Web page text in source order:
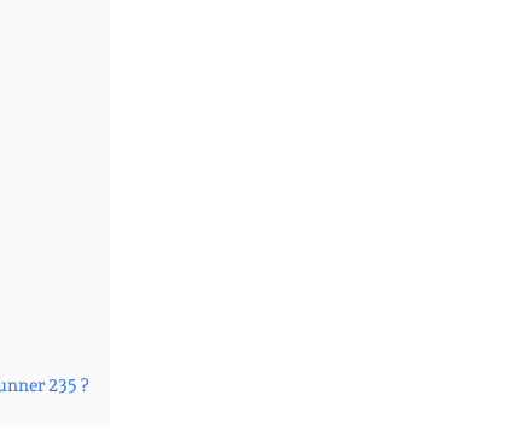
235 ?